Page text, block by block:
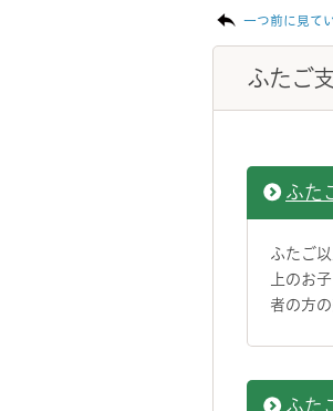
一つ前に見て
ふたご
ふた
ふたご
上のお
者の方の
ふた